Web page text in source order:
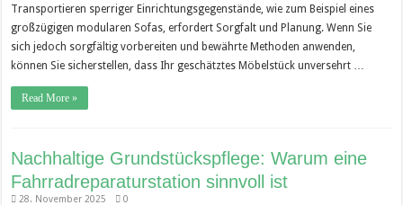
Transportieren sperriger Einrichtungsgegenstände, wie zum Beispiel eines
großzügigen modularen Sofas, erfordert Sorgfalt und Planung. Wenn Sie
sich jedoch sorgfältig vorbereiten und bewährte Methoden anwenden,
können Sie sicherstellen, dass Ihr geschätztes Möbelstück unversehrt …
Read More »
Nachhaltige Grundstückspflege: Warum eine
Fahrradreparaturstation sinnvoll ist
28. November 2025 0